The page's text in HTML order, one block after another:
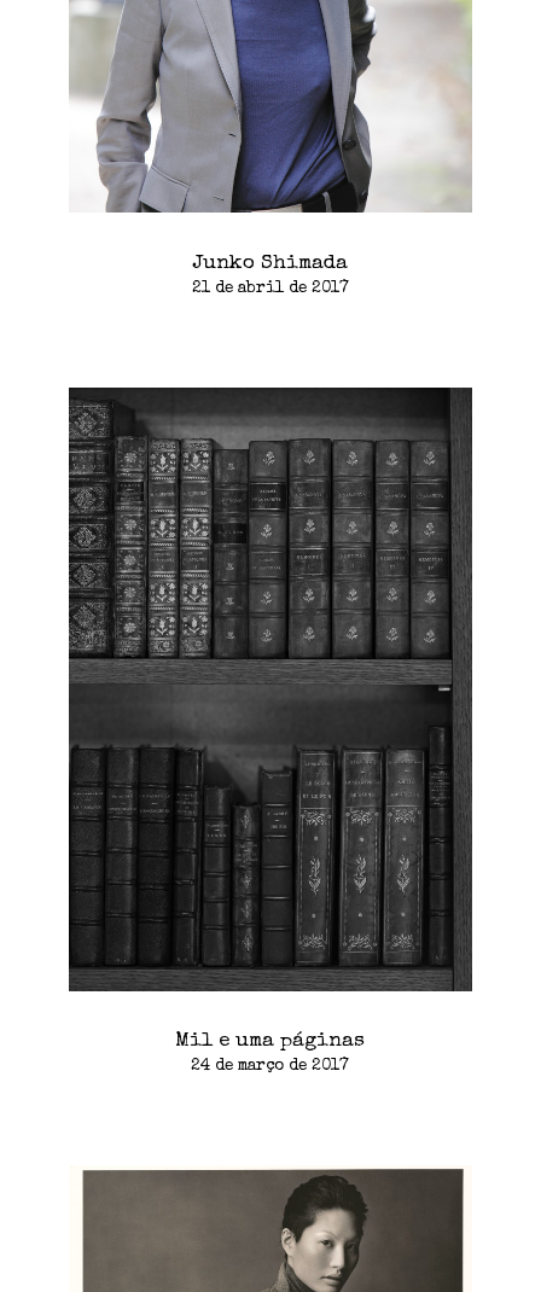
Junko Shimada
21 de abril de 2017
Mil e uma páginas
24 de março de 2017